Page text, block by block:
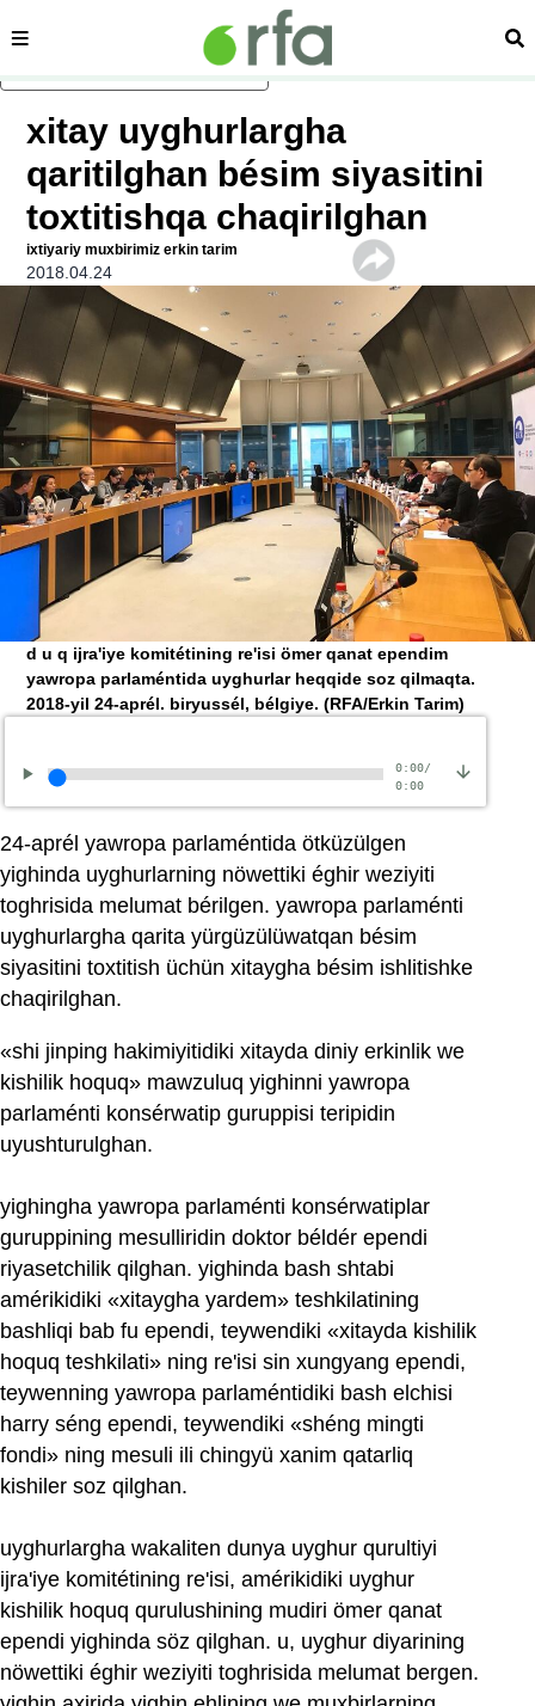
asasliq mezmungha atlang
sehipe
xitay uyghurlargha
qaritilghan bésim siyasitini
toxtitishqa chaqirilghan
ixtiyariy muxbirimiz erkin tarim
2018.04.24
d u q ijra'iye komitétining re'isi ömer qanat ependim
yawropa parlaméntida uyghurlar heqqide soz qilmaqta.
2018-yil 24-aprél. biryussél, bélgiye.(RFA/Erkin Tarim)
0:00/
0:00
24-aprél yawropa parlaméntida ötküzülgen
yighinda uyghurlarning nöwettiki éghir weziyiti
toghrisida melumat bérilgen. yawropa parlaménti
uyghurlargha qarita yürgüzülüwatqan bésim
siyasitini toxtitish üchün xitaygha bésim ishlitishke
chaqirilghan.
«shi jinping hakimiyitidiki xitayda diniy erkinlik we
kishilik hoquq» mawzuluq yighinni yawropa
parlaménti konsérwatip guruppisi teripidin
uyushturulghan.
yighingha yawropa parlaménti konsérwatiplar
guruppining mesulliridin doktor béldér ependi
riyasetchilik qilghan. yighinda bash shtabi
amérikidiki «xitaygha yardem» teshkilatining
bashliqi bab fu ependi, teywendiki «xitayda kishilik
hoquq teshkilati» ning re'isi sin xungyang ependi,
teywenning yawropa parlaméntidiki bash elchisi
harry séng ependi, teywendiki «shéng mingti
fondi» ning mesuli ili chingyü xanim qatarliq
kishiler soz qilghan.
uyghurlargha wakaliten dunya uyghur qurultiyi
ijra'iye komitétining re'isi, amérikidiki uyghur
kishilik hoquq qurulushining mudiri ömer qanat
ependi yighinda söz qilghan. u, uyghur diyarining
nöwettiki éghir weziyiti toghrisida melumat bergen.